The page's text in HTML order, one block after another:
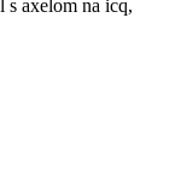
s axelom na icq,